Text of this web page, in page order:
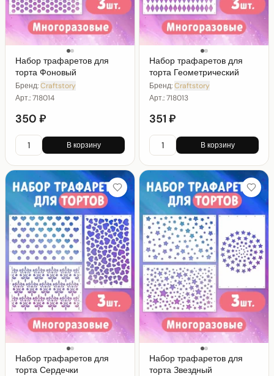
Набор трафаретов для
торта Фоновый
Бренд:Craftstory
Арт.:718014
350 ₽
В корзину
Набор трафаретов для
торта Геометрический
Бренд:Craftstory
Арт.:718013
351 ₽
В корзину
Набор трафаретов для
торта Сердечки
Набор трафаретов для
торта Звездный